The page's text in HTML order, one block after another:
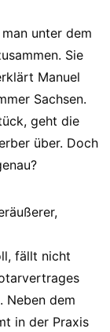
unter dem
Sie
Manuel
Sachsen.
geht die
über. Doch
fällt nicht
Neben dem
in der Praxis